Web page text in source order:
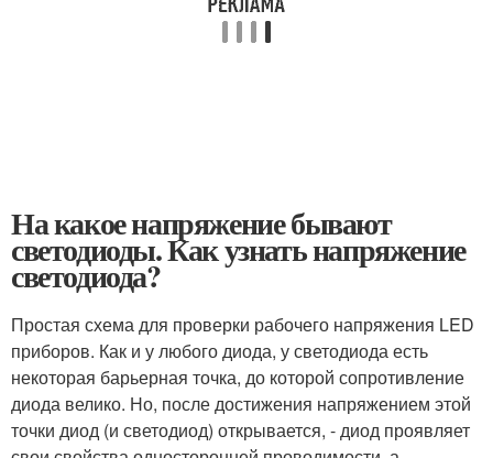
На какое напряжение бывают
светодиоды. Как узнать напряжение
светодиода?
Простая схема для проверки рабочего напряжения LED
приборов. Как и у любого диода, у светодиода есть
некоторая барьерная точка, до которой сопротивление
диода велико. Но, после достижения напряжением этой
точки диод (и светодиод) открывается, - диод проявляет